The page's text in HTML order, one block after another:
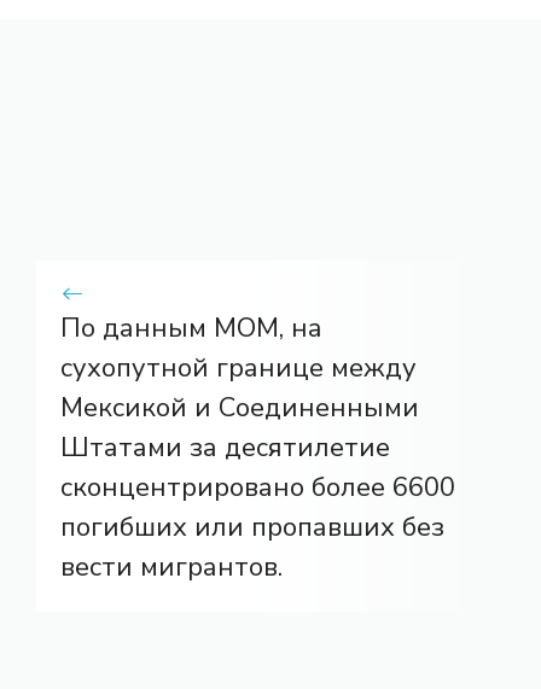
По данным МОМ, на
сухопутной границе между
Мексикой и Соединенными
Штатами за десятилетие
сконцентрировано более 6600
погибших или пропавших без
вести мигрантов.